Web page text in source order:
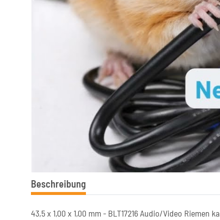
Beschreibung
43,5 x 1,00 x 1,00 mm - BLT17216 Audio/Video Riemen